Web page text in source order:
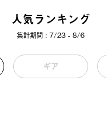
人気ランキング
集計期間 : 7/23 - 8/6
ギア